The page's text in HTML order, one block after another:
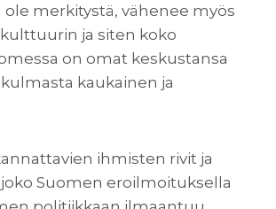
merkitystä, vähenee myös
ja siten koko
on omat keskustansa
kaukainen ja
ihmisten rivit ja
Suomen eroilmoituksella